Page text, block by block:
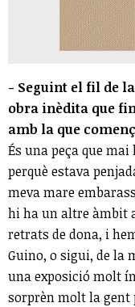
- Seguint el fil de
obra inèdita que
amb la que
És una peça que
perquè estava
meva mare
hi ha un altre àmbit
retrats de dona, i
Guino, o sigui, de la
una exposició molt
sorprèn molt la gent